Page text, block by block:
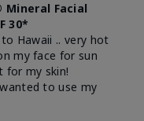
Mineral Facial
30*
Hawaii .. very hot
my face for sun
for my skin!
to use my